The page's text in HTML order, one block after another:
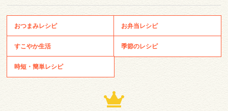
おつまみレシピ お弁当レシピ
すこやか生活 季節のレシピ
時短・簡単レシピ